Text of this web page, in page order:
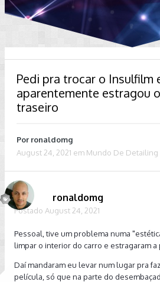
Pedi pra trocar o Insulfilm
aparentemente estragou
traseiro
Por ronaldomg
August 24, 2021 em Mundo De Detailing
ronaldomg
Postado August 24, 2021
Pessoal, tive um problema numa
limpar o interior do carro e estragaram a
Daí mandaram eu levar num lugar pra
película, só que na parte do